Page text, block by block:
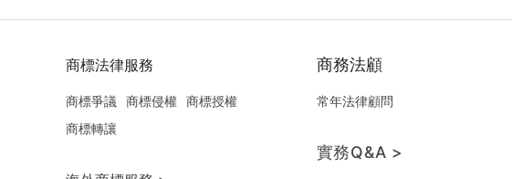
商標法律服務
商標爭議 商標侵權
商標授權
商標轉讓
商務法顧
常年法律顧問
實務Q&A >